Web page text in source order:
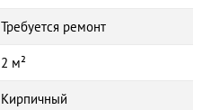
Требуется ремонт
2 м²
Кирпичный